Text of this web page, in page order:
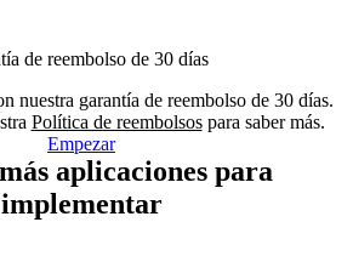
de reembolso de 30 días
nuestra garantía de reembolso de 30 días.
Política de reembolsospara saber más.
Empezar
aplicaciones para
implementar